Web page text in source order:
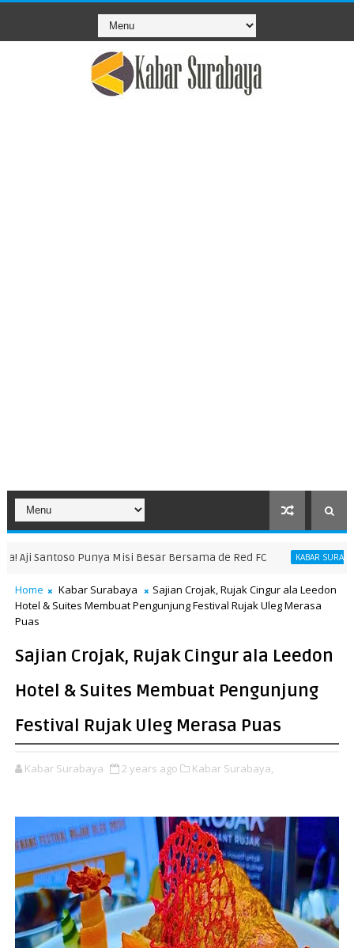
Besar Bersama de Red FC KABAR SURABAYA KABAR
Home Kabar Surabaya
Sajian Crojak, Rujak Cingur ala Leedon
Hotel & Suites Membuat Pengunjung Festival Rujak Uleg Merasa
Puas
Sajian Crojak, Rujak Cingur ala Leedon
Hotel & Suites Membuat Pengunjung
Festival Rujak Uleg Merasa Puas
Kabar Surabaya 2 years ago Kabar Surabaya,